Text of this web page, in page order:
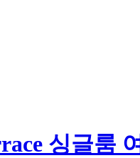
싱글룸